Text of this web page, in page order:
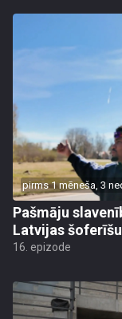
pirms 1 mēneša, 3
Pašmāju
Latvijas
16. epizode